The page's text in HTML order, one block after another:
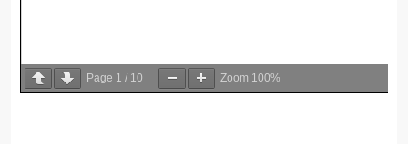
Page 1 / 10 Zoom 100%